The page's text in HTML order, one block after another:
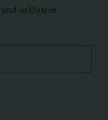
exklusive